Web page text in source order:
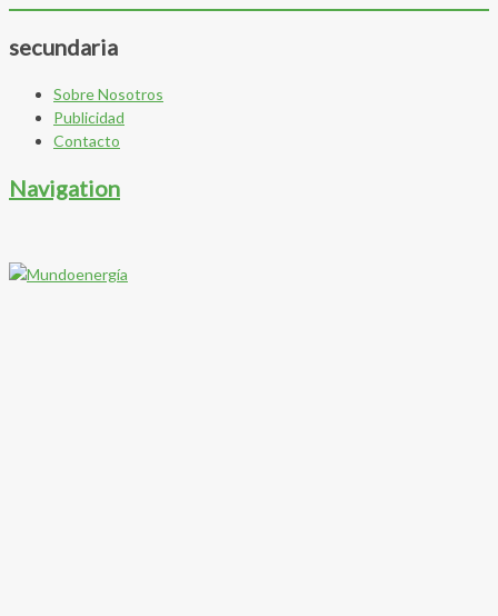
secundaria
Sobre Nosotros
Publicidad
Contacto
Navigation